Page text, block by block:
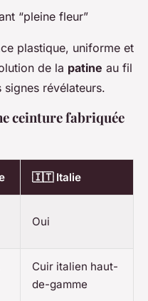
“pleine fleur”
plastique, uniforme et
de la patine au fil
révélateurs.
ceinture fabriquée
🇮🇹 Italie
Oui
Cuir italien haut-
de-gamme